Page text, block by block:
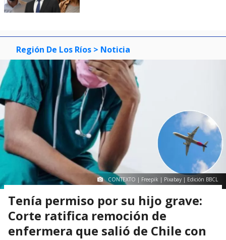
Región De Los Ríos > Noticia
CONTEXTO | Freepik | Pixabay | Edición BBCL
Tenía permiso por su hijo grave:
Corte ratifica remoción de
enfermera que salió de Chile con